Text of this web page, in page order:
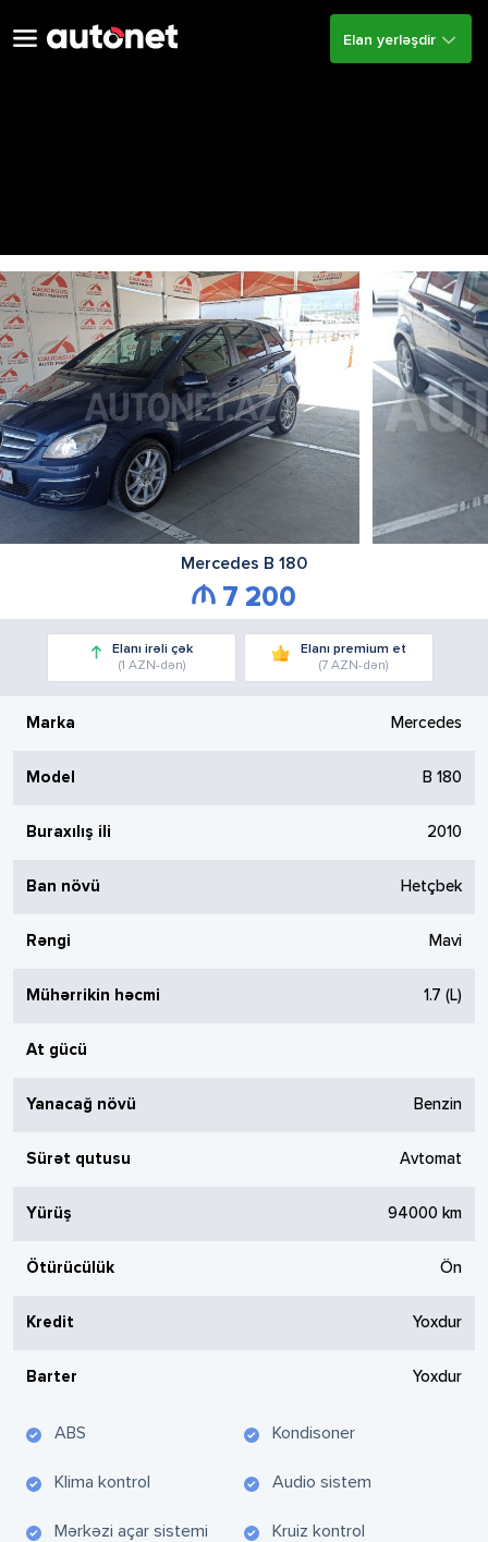
Elan yerləşdir
Mercedes B 180
7 200
Elanı irəli çək
(1 AZN-dən)
Elanı premium et
(7 AZN-dən)
Marka Mercedes
Model B 180
Buraxılış ili 2010
Ban növü Hetçbek
Rəngi Mavi
Mühərrikin həcmi 1.7 (L)
At gücü
Yanacağ növü Benzin
Sürət qutusu Avtomat
Yürüş 94000 km
Ötürücülük Ön
Kredit Yoxdur
Barter Yoxdur
ABS Kondisoner
Klima kontrol Audio sistem
Mərkəzi açar sistemi Kruiz kontrol